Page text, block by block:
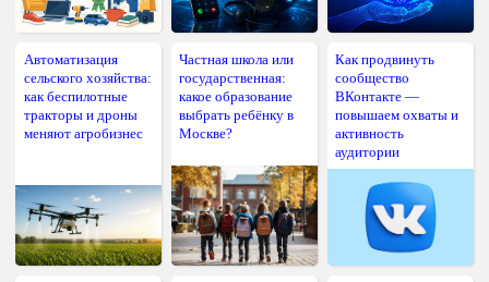
Автоматизация
сельского хозяйства:
как беспилотные
тракторы и дроны
меняют агробизнес
Частная школа или
государственная:
какое образование
выбрать ребёнку в
Москве?
Как продвинуть
сообщество
ВКонтакте —
повышаем охваты и
активность
аудитории